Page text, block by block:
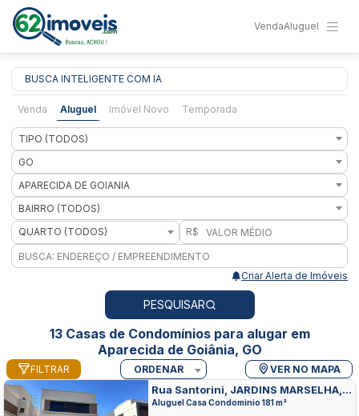
VendaAluguel
BUSCA INTELIGENTE COM IA
Venda Aluguel Imóvel Novo Temporada
TIPO (TODOS)
GO
APARECIDA DE GOIANIA
BAIRRO (TODOS)
QUARTO (TODOS)
R$
Criar Alerta de Imóveis
PESQUISAR
13 Casas de Condomínios para alugar em
Aparecida de Goiânia, GO
FILTRAR ORDENAR VER NO MAPA
Rua Santorini, JARDINS MARSELHA,
APARECIDA DE GOIANIA
Aluguel Casa Condominio 181 m²